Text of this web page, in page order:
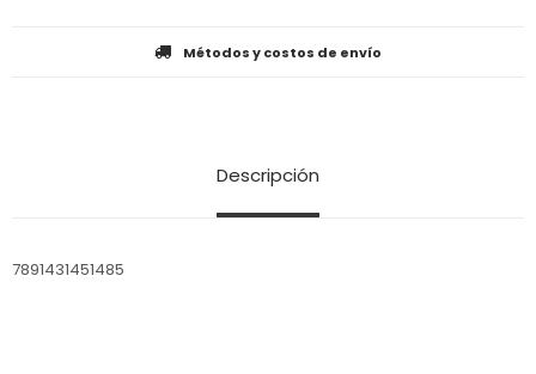
Métodos y costos de envío
Descripción
7891431451485